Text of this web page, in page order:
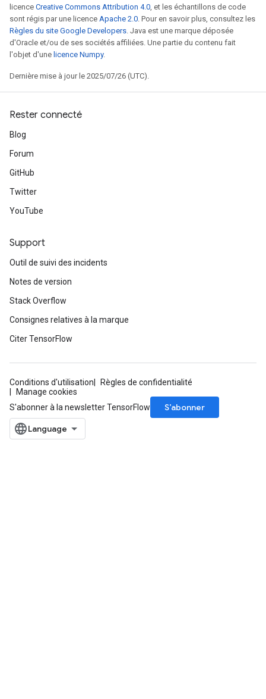
licence Creative Commons Attribution 4.0, et les échantillons de code
sont régis par une licence Apache 2.0. Pour en savoir plus, consultez les
Règles du site Google Developers. Java est une marque déposée
d'Oracle et/ou de ses sociétés affiliées. Une partie du contenu fait
l'objet d'une licence Numpy.
Dernière mise à jour le 2025/07/26 (UTC).
Rester connecté
Blog
Forum
GitHub
Twitter
YouTube
Support
Outil de suivi des incidents
Notes de version
Stack Overflow
Consignes relatives à la marque
Citer TensorFlow
Conditions d'utilisation
Règles de confidentialité
Manage cookies
S'abonner à la newsletter TensorFlow
S’abonner